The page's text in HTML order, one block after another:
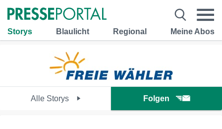
Storys Blaulicht Regional Meine Abos
Alle Storys Folgen